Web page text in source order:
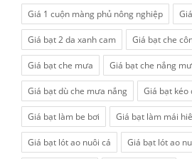
Giá 1 cuộn màng phủ nông nghiệp
Giá bạt 2 da xanh cam Giá bạt che
Giá bạt che mưa Giá bạt che nắng
Giá bạt dù che mưa nắng Giá bạt kéo
Giá bạt làm be bơi Giá bạt làm mái
Giá bạt lót ao nuôi cá Giá bạt lót ao